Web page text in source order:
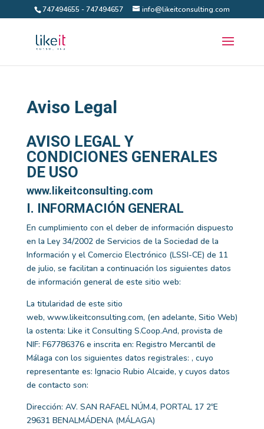
747494655 - 747494657 info@likeitconsulting.com
Aviso Legal
AVISO LEGAL Y
CONDICIONES GENERALES
DE USO
www.likeitconsulting.com
I. INFORMACIÓN GENERAL
En cumplimiento con el deber de información dispuesto
en la Ley 34/2002 de Servicios de la Sociedad de la
Información y el Comercio Electrónico (LSSI-CE) de 11
de julio, se facilitan a continuación los siguientes datos
de información general de este sitio web:
La titularidad de este sitio
web, www.likeitconsulting.com, (en adelante, Sitio Web)
la ostenta: Like it Consulting S.Coop.And, provista de
NIF: F67786376e inscrita en: Registro Mercantil de
Málaga con los siguientes datos registrales: , cuyo
representante es: Ignacio Rubio Alcaide, y cuyos datos
de contacto son:
Dirección: AV. SAN RAFAEL NÚM.4, PORTAL 17 2ºE
29631 BENALMÁDENA (MÁLAGA)